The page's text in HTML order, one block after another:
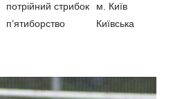
потрійний стрибок
м. Київ
п’ятиборство Київська